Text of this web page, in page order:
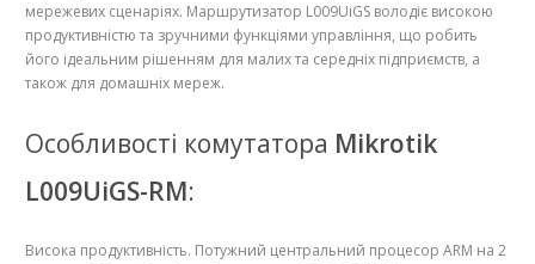
мережевих сценаріях. Маршрутизатор L009UiGS володіє високою
продуктивністю та зручними функціями управління, що робить
його ідеальним рішенням для малих та середніх підприємств, а
також для домашніх мереж.
Особливості комутатора Mikrotik
L009UiGS-RM:
Висока продуктивність. Потужний центральний процесор ARM на 2